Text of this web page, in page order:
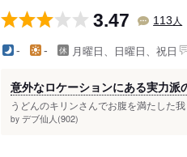
3.47 113 人
- - 月曜日、日曜日、祝日
意外なロケーションにある実力派
うどんのキリンさんでお腹を満たした
by デブ仙人(902)